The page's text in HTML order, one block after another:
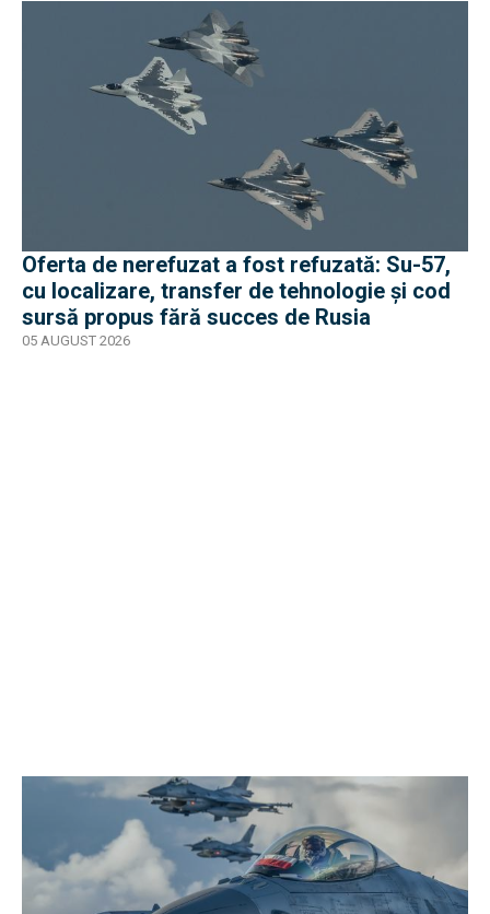
Oferta de nerefuzat a fost refuzată: Su-57,
cu localizare, transfer de tehnologie și cod
sursă propus fără succes de Rusia
05 AUGUST 2026